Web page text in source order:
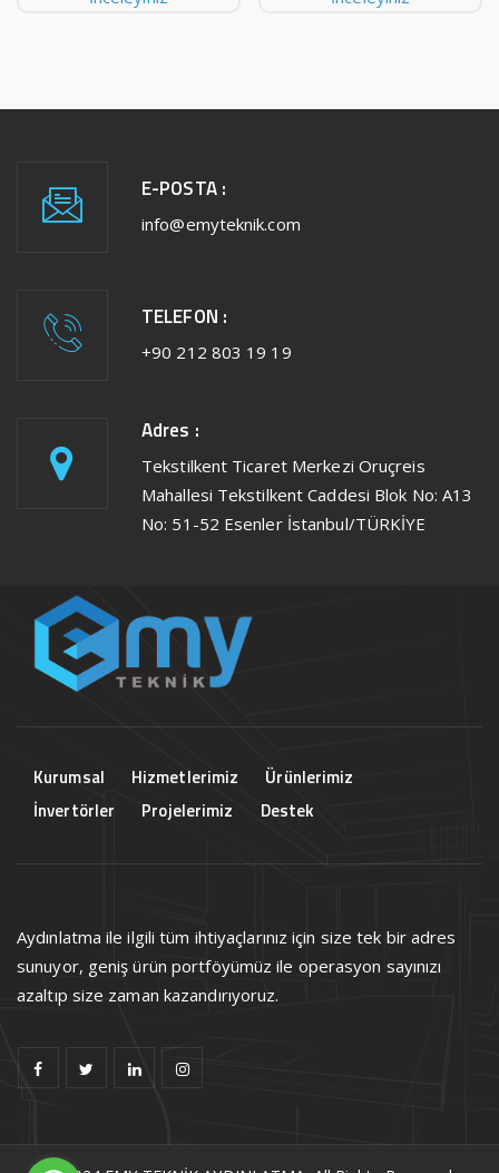
E-POSTA :
info@emyteknik.com
TELEFON :
+90 212 803 19 19
Adres :
Tekstilkent Ticaret Merkezi Oruçreis
Mahallesi Tekstilkent Caddesi Blok No: A13
No: 51-52 Esenler İstanbul/TÜRKİYE
Kurumsal Hizmetlerimiz
Ürünlerimiz
İnvertörler
Projelerimiz Destek
Aydınlatma ile ilgili tüm ihtiyaçlarınız için size tek bir adres
sunuyor, geniş ürün portföyümüz ile operasyon sayınızı
azaltıp size zaman kazandırıyoruz.